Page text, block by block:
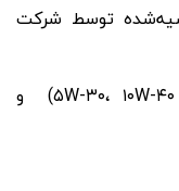
توسط شرکت
بررسی ویسکوزیته روغن موتور (مثلاً ۵W-۳۰، ۱۰W-۴۰) و